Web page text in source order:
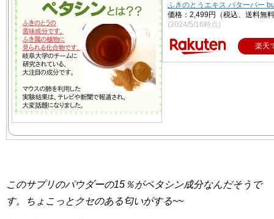
ふきのとうエキス バターバー
価格：2,499円（税込、送料無
(2024/5/16時点)
楽天
このサプリのパウダーの15％がペタシン成分なんだそうで
す。ちょこっとクセのある匂いがする~~